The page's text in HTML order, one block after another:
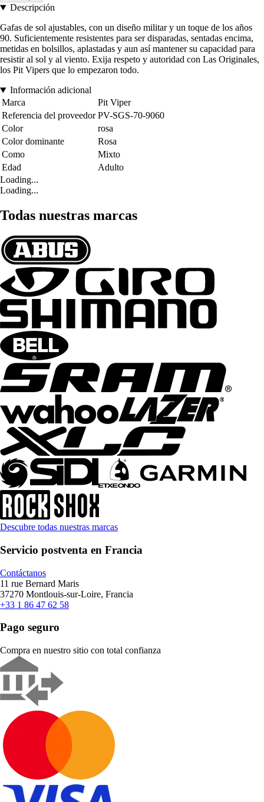
Descripción
Gafas de sol ajustables, con un diseño militar y un toque de los años
90. Suficientemente resistentes para ser disparadas, sentadas encima,
metidas en bolsillos, aplastadas y aun así mantener su capacidad para
resistir al sol y al viento. Exija respeto y autoridad con Las Originales,
los Pit Vipers que lo empezaron todo.
Información adicional
Marca
Pit Viper
Referencia del proveedor PV-SGS-70-9060
Color
rosa
Color dominante
Rosa
Como
Mixto
Edad
Adulto
Loading...
Loading...
Todas nuestras marcas
Descubre todas nuestras marcas
Servicio postventa en Francia
Contáctanos
11 rue Bernard Maris
37270 Montlouis-sur-Loire, Francia
+33 1 86 47 62 58
Pago seguro
Compra en nuestro sitio con total confianza